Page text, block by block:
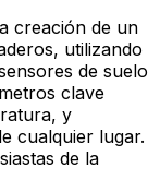
creación de un
utilizando
de suelo
clave
y
cualquier lugar.
de la